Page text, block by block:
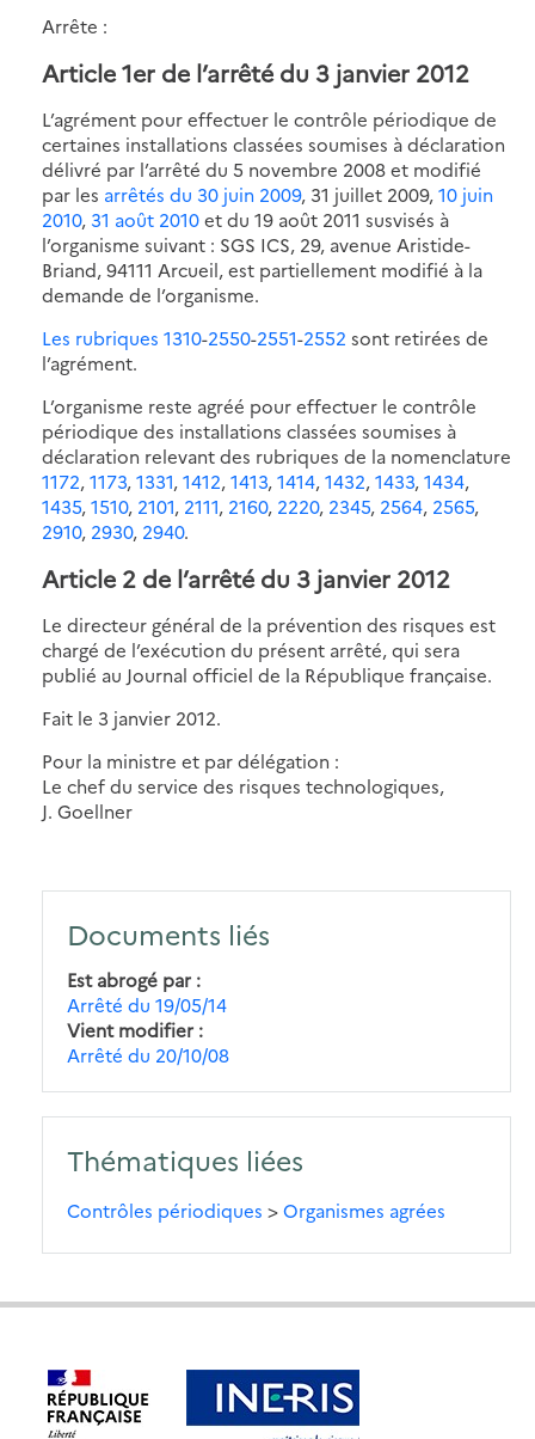
Arrête :
Article 1er de l’arrêté du 3 janvier 2012
L’agrément pour effectuer le contrôle périodique de
certaines installations classées soumises à déclaration
délivré par l’arrêté du 5 novembre 2008 et modifié
par les arrêtés du 30 juin 2009, 31 juillet 2009,10 juin
2010, 31 août 2010et du 19 août 2011 susvisés à
l’organisme suivant : SGS ICS, 29, avenue Aristide-
Briand, 94111 Arcueil, est partiellement modifié à la
demande de l’organisme.
Les rubriques 1310-2550-2551-2552 sont retirées de
l’agrément.
L’organisme reste agréé pour effectuer le contrôle
périodique des installations classées soumises à
déclaration relevant des rubriques de la nomenclature
1172,1173,1331,1412,1413,1414,1432,1433,1434,
1435,1510, 2101, 2111, 2160, 2220, 2345, 2564, 2565,
2910, 2930, 2940.
Article 2 de l’arrêté du 3 janvier 2012
Le directeur général de la prévention des risques est
chargé de l’exécution du présent arrêté, qui sera
publié au Journal officiel de la République française.
Fait le 3 janvier 2012.
Pour la ministre et par délégation :
Le chef du service des risques technologiques,
J. Goellner
Documents liés
Est abrogé par
Arrêté du 19/05/14
Vient modifier
Arrêté du 20/10/08
Thématiques liées
Contrôles périodiques >Organismes agrées